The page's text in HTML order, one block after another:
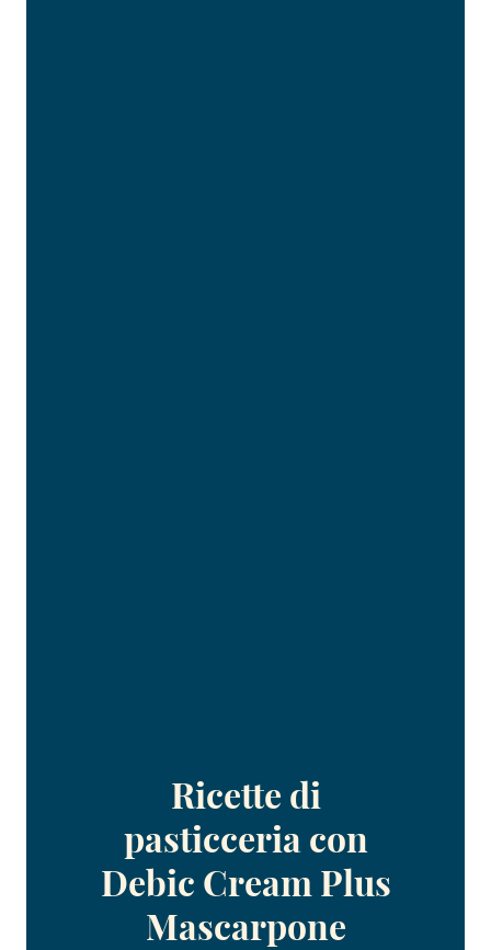
Ricette di
pasticceria con
Debic Cream Plus
Mascarpone